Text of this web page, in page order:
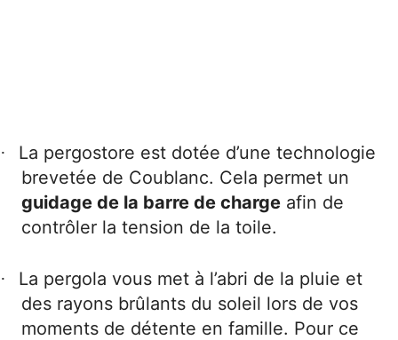
·
La pergostore est dotée d’une technologie
brevetée de Coublanc. Cela permet un
guidage de la barre de charge afin de
contrôler la tension de la toile.
·
La pergola vous met à l’abri de la pluie et
des rayons brûlants du soleil lors de vos
moments de détente en famille. Pour ce